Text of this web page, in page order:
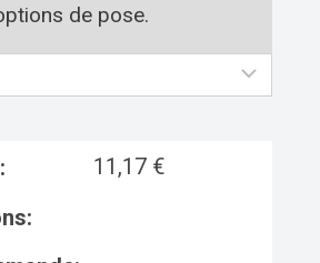
de pose.
11,17 €